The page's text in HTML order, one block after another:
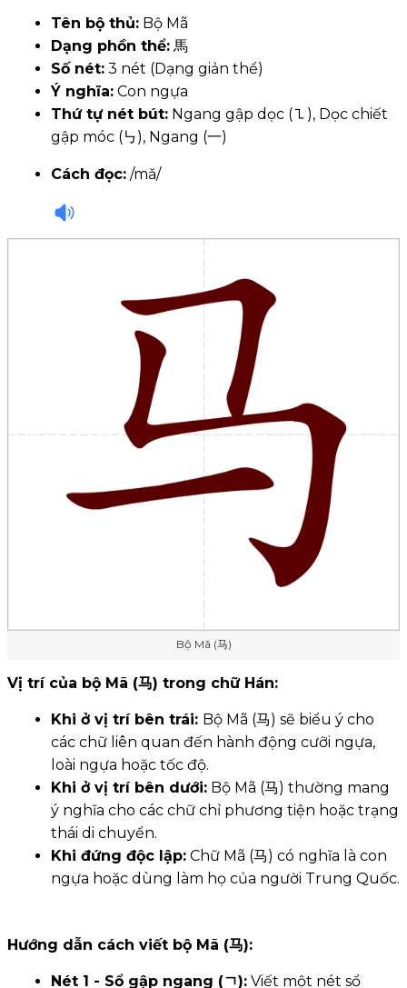
Tên bộ thủ: Bộ Mã
Dạng phồn thể: 馬
Số nét: 3 nét (Dạng giản thể)
Ý nghĩa: Con ngựa
Thứ tự nét bút: Ngang gập dọc (㇅), Dọc chiết
gập móc (㇉), Ngang (一)
Cách đọc: /mǎ/
Bộ Mã (马)
Vị trí của bộ Mã (马) trong chữ Hán:
Khi ở vị trí bên trái: Bộ Mã (马) sẽ biểu ý cho
các chữ liên quan đến hành động cưỡi ngựa,
loài ngựa hoặc tốc độ.
Khi ở vị trí bên dưới: Bộ Mã (马) thường mang
ý nghĩa cho các chữ chỉ phương tiện hoặc trạng
thái di chuyển.
Khi đứng độc lập: Chữ Mã (马) có nghĩa là con
ngựa hoặc dùng làm họ của người Trung Quốc.
Hướng dẫn cách viết bộ Mã (马):
Nét 1 - Sổ gập ngang (ㄱ): Viết một nét sổ